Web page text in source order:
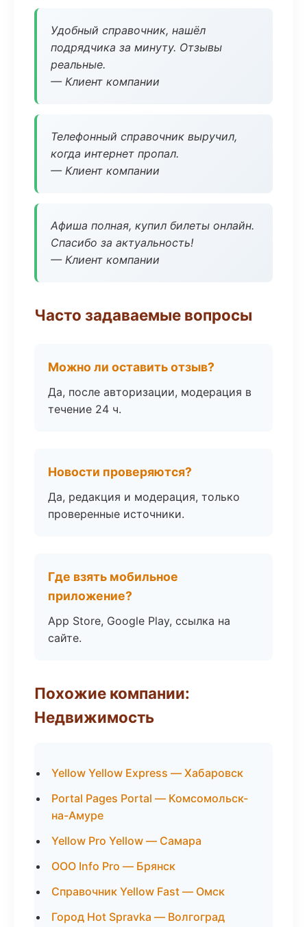
Удобный справочник, нашёл
подрядчика за минуту. Отзывы
реальные.
— Клиент компании
Телефонный справочник выручил,
когда интернет пропал.
— Клиент компании
Афиша полная, купил билеты онлайн.
Спасибо за актуальность!
— Клиент компании
Часто задаваемые вопросы
Можно ли оставить отзыв?
Да, после авторизации, модерация в
течение 24 ч.
Новости проверяются?
Да, редакция и модерация, только
проверенные источники.
Где взять мобильное
приложение?
App Store, Google Play, ссылка на
сайте.
Похожие компании:
Недвижимость
Yellow Yellow Express — Хабаровск
Portal Pages Portal — Комсомольск-
на-Амуре
Yellow Pro Yellow — Самара
ООО Info Pro — Брянск
Справочник Yellow Fast — Омск
Город Hot Spravka — Волгоград